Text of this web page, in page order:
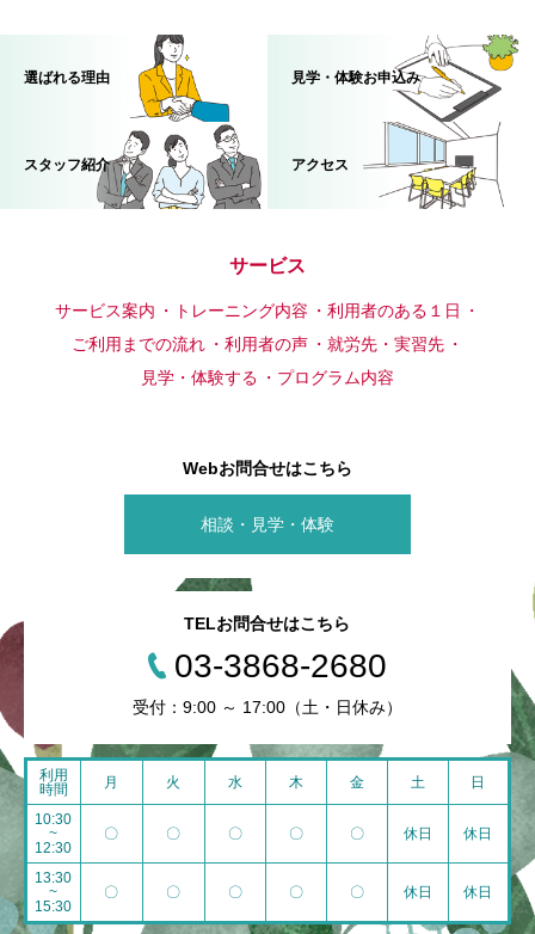
選ばれる理由 見学・体験お申込み
スタッフ紹介 アクセス
サービス
サービス案内 トレーニング内容
利用者のある１日
ご利用までの流れ
利用者の声
就労先・実習先
見学・体験する
プログラム内容
Webお問合せはこちら
相談・見学・体験
TELお問合せはこちら
03-3868-2680
受付：9:00 ～ 17:00（土・日休み）
利用
時間
月 火 水 木 金 土 日
10:30
~
12:30
〇 〇 〇 〇 〇 休日 休日
13:30
~
15:30
〇 〇 〇 〇 〇 休日 休日